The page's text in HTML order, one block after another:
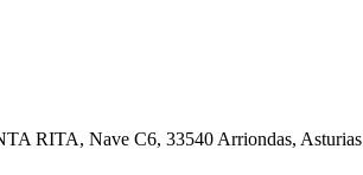
RITA, Nave C6, 33540 Arriondas, Asturias